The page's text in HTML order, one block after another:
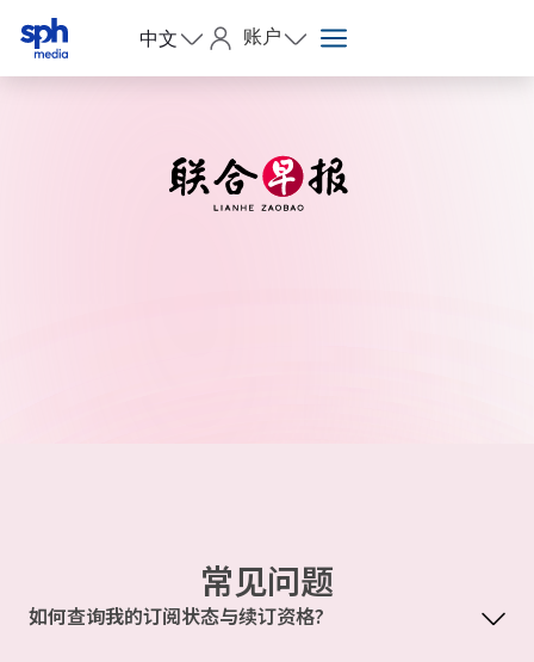
中文 账户
常见问题
如何查询我的订阅状态与续订资格?